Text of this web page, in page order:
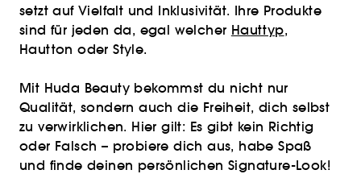
setzt auf Vielfalt und Inklusivität. Ihre Produkte
sind für jeden da, egal welcher Hauttyp,
Hautton oder Style.
Mit Huda Beauty bekommst du nicht nur
Qualität, sondern auch die Freiheit, dich selbst
zu verwirklichen. Hier gilt: Es gibt kein Richtig
oder Falsch – probiere dich aus, habe Spaß
und finde deinen persönlichen Signature-Look!